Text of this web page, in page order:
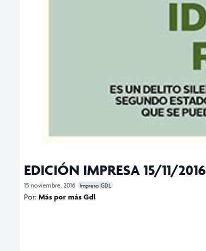
EDICIÓN IMPRESA 15/11/2016
15 noviembre, 2016 Impreso GDL
Por: Más por más Gdl